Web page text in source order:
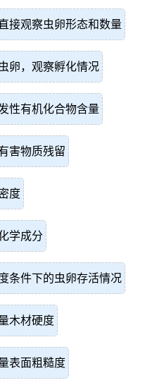
接观察虫卵形态和数量
卵，观察孵化情况
性有机化合物含量
害物质残留
度
学成分
条件下的虫卵存活情况
木材硬度
表面粗糙度